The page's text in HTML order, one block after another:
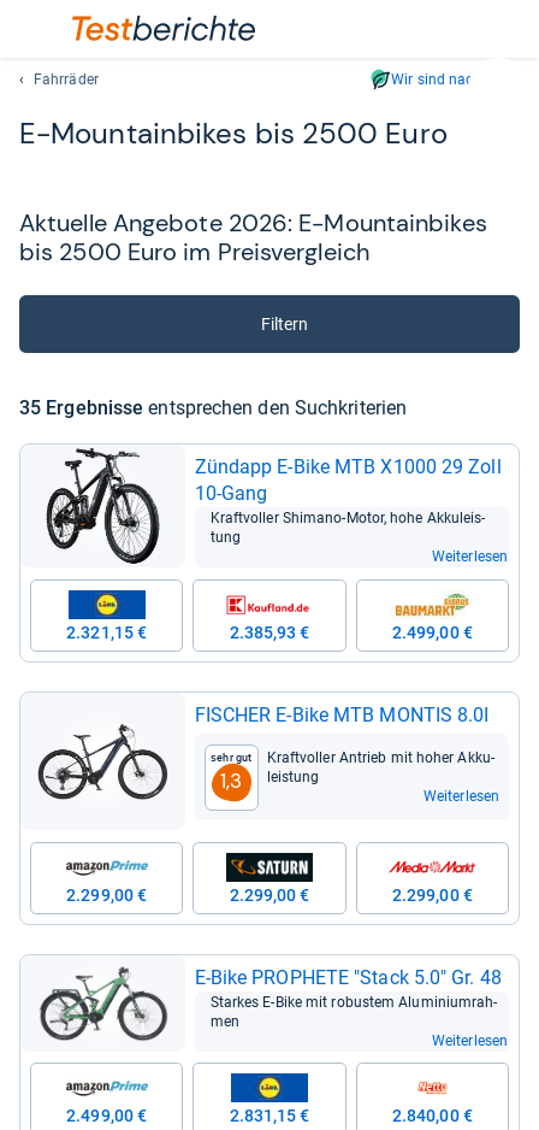
Zeichen
mit
den
Fahrräder Wir sind nachhaltig
E-​Moun­tain­bikes bis 2500 Euro
Aktu­elle Ange­bote 2026: E-​Moun­tain­bikes
bis 2500 Euro im Preis­ver­gleich
Filtern
35 Ergeb­nisse ent­spre­chen den Such­kri­te­rien
Zünd­app E-​Bike MTB X1000 29 Zoll
10-​Gang
Kraft­vol­ler Shi­mano-​Motor, hohe Akku­leis­
tung
Weiterlesen
2.321,15 € 2.385,93 € 2.499,00 €
FISCHER E-​Bike MTB MON­TIS 8.0I
Sehr gut
1,3
Kraft­vol­ler Antrieb mit hoher Akku­
leis­tung
Weiterlesen
2.299,00 € 2.299,00 € 2.299,00 €
E-​Bike PRO­PHETE "Stack 5.0" Gr. 48
Star­kes E-​Bike mit robus­tem Alu­mi­ni­um­rah­
men
Weiterlesen
2.499,00 € 2.831,15 € 2.840,00 €